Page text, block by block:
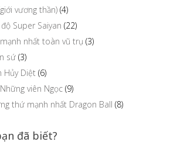
vương thần) (4)
Super Saiyan (22)
nhất toàn vũ trụ (3)
sứ (3)
Hủy Diệt (6)
viên Ngọc (9)
thứ mạnh nhất Dragon Ball (8)
đã biết?